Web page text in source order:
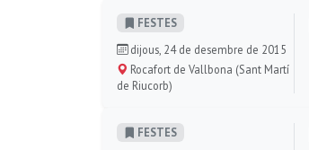
FESTES
dijous, 24 de desembre de 2015
Rocafort de Vallbona (Sant Martí
de Riucorb)
FESTES